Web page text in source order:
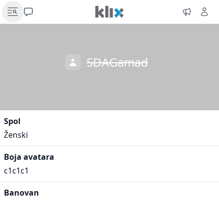
SDAGamad
Spol
Ženski
Boja avatara
c1c1c1
Banovan